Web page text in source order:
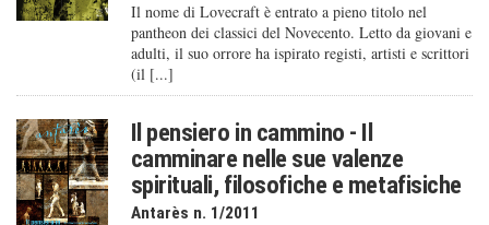
Il nome di Lovecraft è entrato a pieno titolo nel
pantheon dei classici del Novecento. Letto da giovani e
adulti, il suo orrore ha ispirato registi, artisti e scrittori
(il [...]
Il pensiero in cammino - Il
camminare nelle sue valenze
spirituali, filosofiche e metafisiche
Antarès n. 1/2011